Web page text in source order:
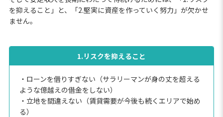
を抑えること」と、「2.堅実に資産を作っていく努力」が欠かせ
ません。
1.リスクを抑えること
・ローンを借りすぎない（サラリーマンが身の丈を超える
ような億越えの借金をしない）
・立地を間違えない（賃貸需要が今後も続くエリアで始め
る）